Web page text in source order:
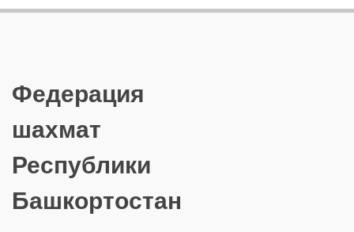
Федерация
шахмат
Республики
Башкортостан